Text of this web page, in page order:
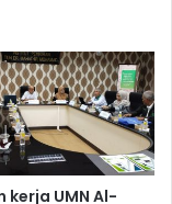
kerja UMN Al-